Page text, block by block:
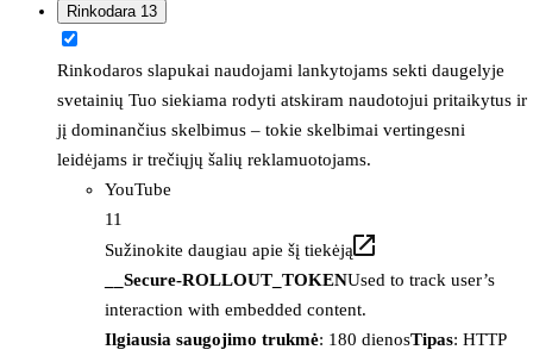
Rinkodara 13
Rinkodaros slapukai naudojami lankytojams sekti daugelyje
svetainių Tuo siekiama rodyti atskiram naudotojui pritaikytus ir
jį dominančius skelbimus – tokie skelbimai vertingesni
leidėjams ir trečiųjų šalių reklamuotojams.
YouTube
11
Sužinokite daugiau apie šį tiekėją
__Secure-ROLLOUT_TOKENUsed to track user’s
interaction with embedded content.
Ilgiausia saugojimo trukmė: 180 dienosTipas: HTTP